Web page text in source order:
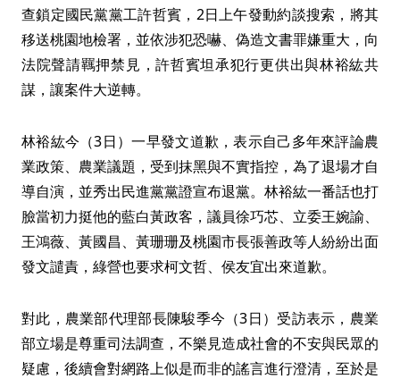
查鎖定國民黨黨工許哲賓，2日上午發動約談搜索，將其
移送桃園地檢署，並依涉犯恐嚇、偽造文書罪嫌重大，向
法院聲請羈押禁見，許哲賓坦承犯行更供出與林裕紘共
謀，讓案件大逆轉。
林裕紘今（3日）一早發文道歉，表示自己多年來評論農
業政策、農業議題，受到抹黑與不實指控，為了退場才自
導自演，並秀出民進黨黨證宣布退黨。林裕紘一番話也打
臉當初力挺他的藍白黃政客，議員徐巧芯、立委王婉諭、
王鴻薇、黃國昌、黃珊珊及桃園市長張善政等人紛紛出面
發文譴責，綠營也要求柯文哲、侯友宜出來道歉。
對此，農業部代理部長陳駿季今（3日）受訪表示，農業
部立場是尊重司法調查，不樂見造成社會的不安與民眾的
疑慮，後續會對網路上似是而非的謠言進行澄清，至於是